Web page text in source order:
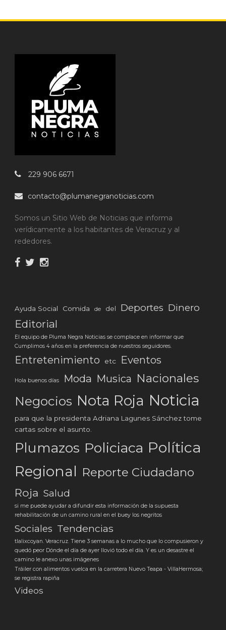
229 906 6671
contacto@plumanegranoticias.com
Somos un Sitio Web de Noticias que informa
verídicamente a los habitantes de Veracruz y al
rededores.
Ayuda Social Comida de del Deportes Dinero
Editorial
El equipo de Pluma Negra Noticias se complace en informar que
Cumplimos 4 años en la preferencia de nuestros seguidores.
Entretenimiento etc Eventos
Hola buenos días Moda Musica Nacionales
Negocios Nota Roja Noticia
para que la presidenta Adriana Lagunes Sánchez tome
cartas sobre el asunto.
Plumazos Policiaca Política
Regional Reporte Ciudadano
Roja Salud
si me puede ayudar a difundir esta información de la supuesta
rehabilitación de un camino rural en el buey los negritos
Sociales Tendencias
tlalixcoyan. Veracruz. Tiene 3 semanas a lo mucho que lo compusieron y
quedó peor Dónde el día de ayer llovió todo el día. Y es un desastre el
camino le anexo unas imágenes
Tráiler con alimentos vuelca en la carretera Nuevo Teapa - VillaHermosa;
se registra rapiña
Videos